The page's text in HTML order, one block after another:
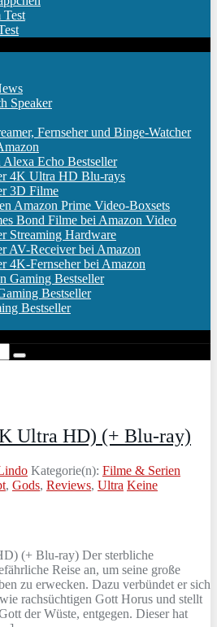
Speaker
Fernseher und Binge-Watcher
Alexa Echo Bestseller
4K Ultra HD Blu-rays
3D Filme
Amazon Prime Video-Boxsets
Bond Filme bei Amazon Video
Streaming Hardware
AV-Receiver bei Amazon
4K-Fernseher bei Amazon
Gaming Bestseller
Bestseller
Bestseller
Ultra HD) (+ Blu-ray)
Kategorie(n): Filme & Serien
, Gods, Reviews, Ultra Keine
(+ Blu-ray) Der sterbliche
Reise an, um seine große
zu erwecken. Dazu verbündet er sich
rachsüchtigen Gott Horus und stellt
der Wüste, entgegen. Dieser hat